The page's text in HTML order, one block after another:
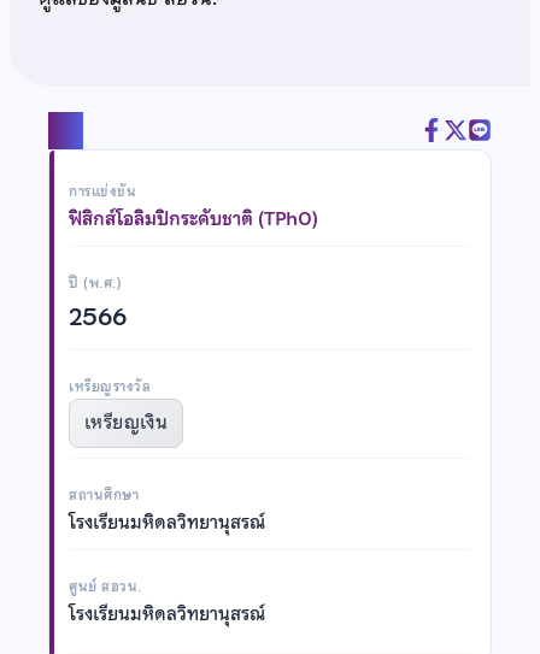
การแข่งขัน
ฟิสิกส์โอลิมปิกระดับชาติ (TPhO)
ปี (พ.ศ.)
2566
เหรียญรางวัล
เหรียญเงิน
สถานศึกษา
โรงเรียนมหิดลวิทยานุสรณ์
ศูนย์ สอวน.
โรงเรียนมหิดลวิทยานุสรณ์